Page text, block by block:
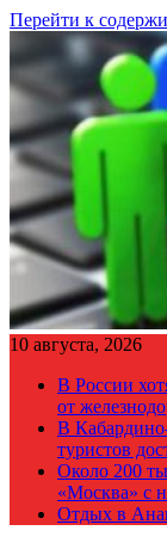
Перейти к
10 августа, 2026
В России
от
В
туристов
Около 200
«Москва» с
Отдых в